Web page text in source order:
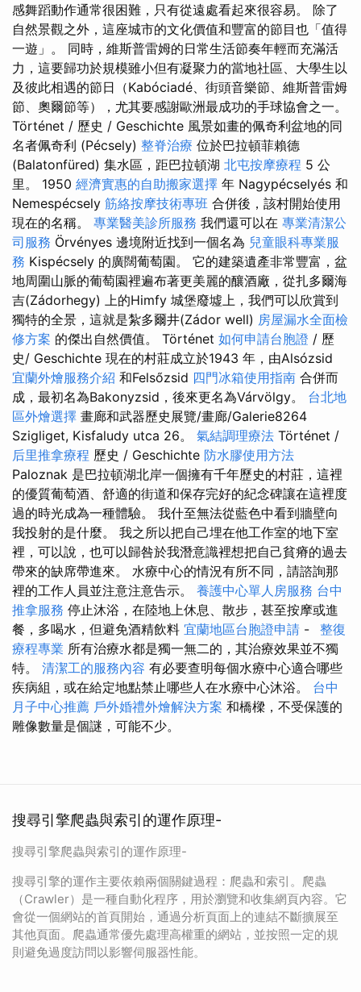
感舞蹈動作通常很困難，只有從遠處看起來很容易。 除了
自然景觀之外，這座城市的文化價值和豐富的節目也「值得
一遊」。 同時，維斯普雷姆的日常生活節奏年輕而充滿活
力，這要歸功於規模雖小但有凝聚力的當地社區、大學生以
及彼此相遇的節日（Kabóciadé、街頭音樂節、維斯普雷姆
節、奧爾節等），尤其要感謝歐洲最成功的手球協會之一。
Történet / 歷史 / Geschichte 風景如畫的佩奇利盆地的同
名者佩奇利 (Pécsely) 整脊治療 位於巴拉頓菲賴德
(Balatonfüred) 集水區，距巴拉頓湖 北屯按摩療程 5 公
里。 1950 經濟實惠的自助搬家選擇 年 Nagypécselyés 和
Nemespécsely 筋絡按摩技術專班 合併後，該村開始使用
現在的名稱。 專業醫美診所服務 我們還可以在 專業清潔公
司服務 Örvényes 邊境附近找到一個名為 兒童眼科專業服
務 Kispécsely 的廣闊葡萄園。 它的建築遺產非常豐富，盆
地周圍山脈的葡萄園裡遍布著更美麗的釀酒廠，從扎多爾海
吉(Zádorhegy) 上的Himfy 城堡廢墟上，我們可以欣賞到
獨特的全景，這就是紮多爾井(Zádor well) 房屋漏水全面檢
修方案 的傑出自然價值。 Történet 如何申請台胞證 / 歷
史/ Geschichte 現在的村莊成立於1943 年，由Alsózsid
宜蘭外燴服務介紹 和Felsőzsid 四門冰箱使用指南 合併而
成，最初名為Bakonyzsid，後來更名為Várvölgy。 台北地
區外燴選擇 畫廊和武器歷史展覽/畫廊/Galerie8264
Szigliget, Kisfaludy utca 26。 氣結調理療法 Történet /
后里推拿療程 歷史 / Geschichte 防水膠使用方法
Paloznak 是巴拉頓湖北岸一個擁有千年歷史的村莊，這裡
的優質葡萄酒、舒適的街道和保存完好的紀念碑讓在這裡度
過的時光成為一種體驗。 我什至無法從藍色中看到牆壁向
我投射的是什麼。 我之所以把自己埋在他工作室的地下室
裡，可以說，也可以歸咎於我潛意識裡想把自己貧瘠的過去
帶來的缺席帶進來。 水療中心的情況有所不同，請諮詢那
裡的工作人員並注意注意告示。 養護中心單人房服務 台中
推拿服務 停止沐浴，在陸地上休息、散步，甚至按摩或進
餐，多喝水，但避免酒精飲料 宜蘭地區台胞證申請 - 整復
療程專業 所有治療水都是獨一無二的，其治療效果並不獨
特。 清潔工的服務內容 有必要查明每個水療中心適合哪些
疾病組，或在給定地點禁止哪些人在水療中心沐浴。 台中
月子中心推薦 戶外婚禮外燴解決方案 和橋樑，不受保護的
雕像數量是個謎，可能不少。
搜尋引擎爬蟲與索引的運作原理-
搜尋引擎爬蟲與索引的運作原理-
搜尋引擎的運作主要依賴兩個關鍵過程：爬蟲和索引。爬蟲
（Crawler）是一種自動化程序，用於瀏覽和收集網頁內容。它
會從一個網站的首頁開始，通過分析頁面上的連結不斷擴展至
其他頁面。爬蟲通常優先處理高權重的網站，並按照一定的規
則避免過度訪問以影響伺服器性能。